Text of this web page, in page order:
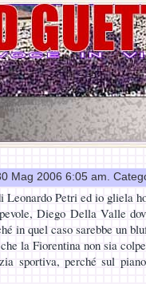
Mag 2006 6:05 am.
Petri ed io gliela
Diego Della Valle
in quel caso sarebbe un
la Fiorentina non sia
sportiva, perché sul